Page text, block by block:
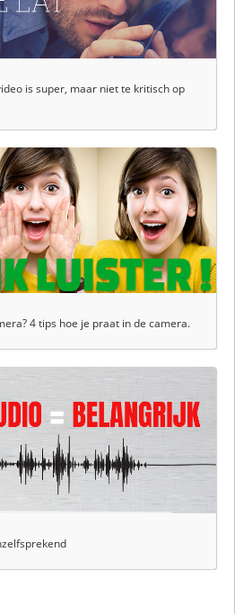
is super, maar niet te kritisch op
4 tips hoe je praat in de camera.